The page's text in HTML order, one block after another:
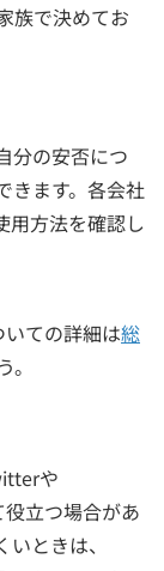
族で決めてお
分の安否につ
きます。各会社
用方法を確認し
ての詳細は総
や
立つ場合があ
ときは、